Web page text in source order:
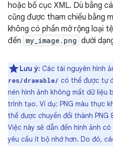
hoặc bố cục XML. Dù bằng
cũng được tham chiếu bằng
không có phần mở rộng loại
đến my_image.png dưới
Lưu ý: Các tài nguyên hình
res/drawable/ có thể được tự
nén hình ảnh không mất dữ liệu
trình tạo. Ví dụ: PNG màu thực
thể được chuyển đổi thành
Việc này sẽ dẫn đến hình ảnh
yêu cầu ít bộ nhớ hơn. Do đó,